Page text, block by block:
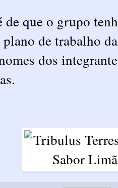
de que o grupo
plano de trabalho
dos